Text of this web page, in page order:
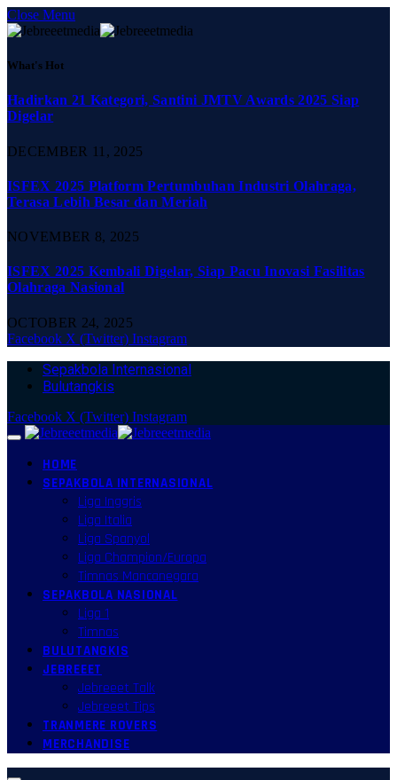
Close Menu
What's Hot
Hadirkan 21 Kategori, Santini JMTV Awards 2025 Siap
Digelar
DECEMBER 11, 2025
ISFEX 2025 Platform Pertumbuhan Industri Olahraga,
Terasa Lebih Besar dan Meriah
NOVEMBER 8, 2025
ISFEX 2025 Kembali Digelar, Siap Pacu Inovasi Fasilitas
Olahraga Nasional
OCTOBER 24, 2025
Facebook X (Twitter) Instagram
Sepakbola Internasional
Bulutangkis
Facebook X (Twitter) Instagram
HOME
SEPAKBOLA INTERNASIONAL
Liga Inggris
Liga Italia
Liga Spanyol
Liga Champion/Europa
Timnas Mancanegara
SEPAKBOLA NASIONAL
Liga 1
Timnas
BULUTANGKIS
JEBREEET
Jebreeet Talk
Jebreeet Tips
TRANMERE ROVERS
MERCHANDISE